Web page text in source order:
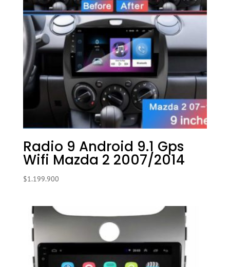
Radio 9 Android 9.1 Gps
Wifi Mazda 2 2007/2014
$1.199.900